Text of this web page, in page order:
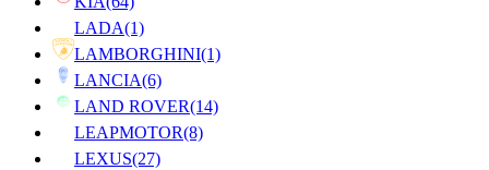
LADA(1)
LAMBORGHINI(1)
LANCIA(6)
LAND ROVER(14)
LEAPMOTOR(8)
LEXUS(27)